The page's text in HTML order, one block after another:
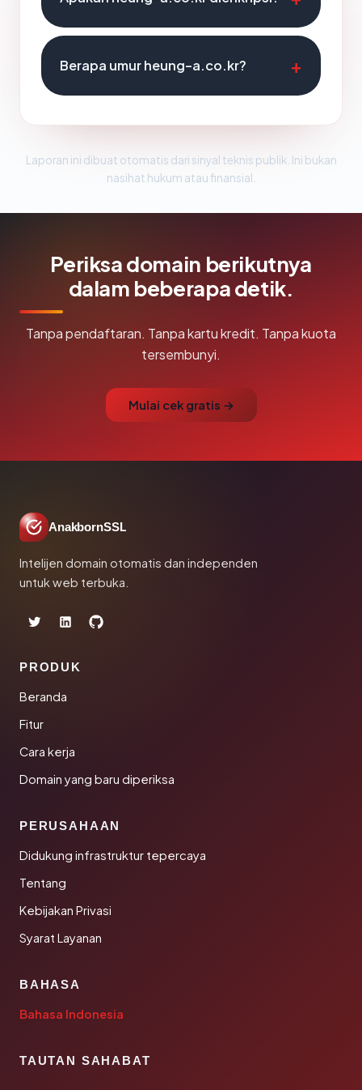
Berapa umur heung-a.co.kr?
Laporan ini dibuat otomatis dari sinyal teknis publik. Ini bukan
nasihat hukum atau finansial.
Periksa domain berikutnya
dalam beberapa detik.
Tanpa pendaftaran. Tanpa kartu kredit. Tanpa kuota
tersembunyi.
Mulai cek gratis →
AnakbornSSL
Intelijen domain otomatis dan independen
untuk web terbuka.
PRODUK
Beranda
Fitur
Cara kerja
Domain yang baru diperiksa
PERUSAHAAN
Didukung infrastruktur tepercaya
Tentang
Kebijakan Privasi
Syarat Layanan
BAHASA
Bahasa Indonesia
TAUTAN SAHABAT